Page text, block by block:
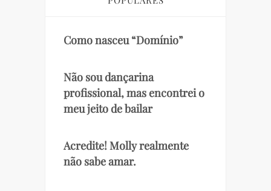
Como nasceu “Domínio”
Não sou dançarina
profissional, mas encontrei o
meu jeito de bailar
Acredite! Molly realmente
não sabe amar.